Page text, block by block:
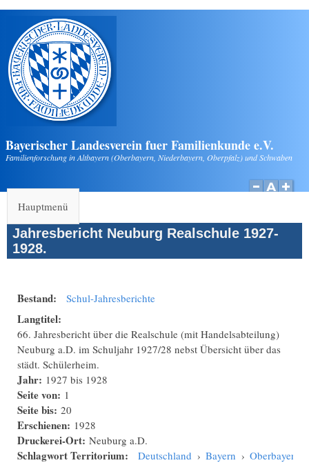
Direkt zum Inhalt
Bayerischer Landesverein fuer Familienkunde e.V.
Familienforschung in Altbayern (Oberbayern, Niederbayern, Oberpfalz) und Schwaben
Hauptmenü
Jahresbericht Neuburg Realschule 1927-
1928.
Bestand: Schul-Jahresberichte
Langtitel:
66. Jahresbericht über die Realschule (mit Handelsabteilung)
Neuburg a.D. im Schuljahr 1927/28 nebst Übersicht über das
städt. Schülerheim.
Jahr: 1927 bis 1928
Seite von: 1
Seite bis: 20
Erschienen: 1928
Druckerei-Ort: Neuburg a.D.
Schlagwort Territorium: Deutschland › Bayern › Oberbayern